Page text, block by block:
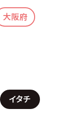
大阪府
イタチ